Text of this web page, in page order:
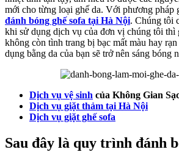
mới cho từng loại ghế da. Với phương pháp
đánh bóng ghế sofa tại Hà Nội. Chúng tôi
khi sử dụng dịch vụ của đơn vị chúng tôi thì
không còn tình trang bị bạc mất màu hay
dụng bằng da của bạn sẽ trở nên sáng bóng
Dịch vụ vệ sinh của Không Gian
Dịch vụ giặt thảm tại Hà Nội
Dịch vụ giặt ghế sofa
Sau đây là quy trình đánh